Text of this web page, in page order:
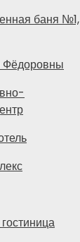
баня №1,
Фёдоровны